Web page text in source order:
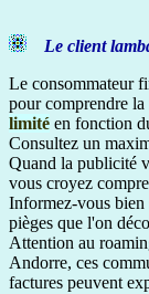
Le client
Le consommateur
pour comprendre
limité en fonction
Consultez un
Quand la publicité
vous croyez
Informez-vous
pièges que l'on
Attention au
Andorre, ces
factures peuvent